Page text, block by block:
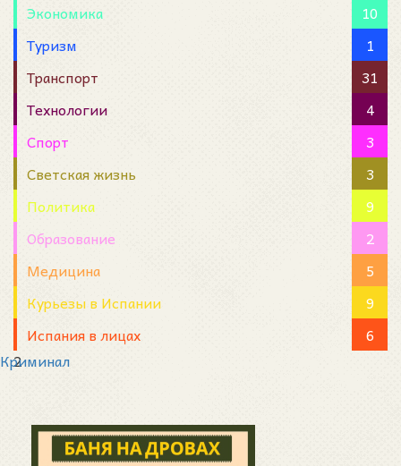
Экономика
10
Туризм
1
Транспорт
31
Технологии
4
Спорт
3
Светская жизнь
3
Политика
9
Образование
2
Медицина
5
Курьезы в Испании
9
Испания в лицах
6
Криминал
2